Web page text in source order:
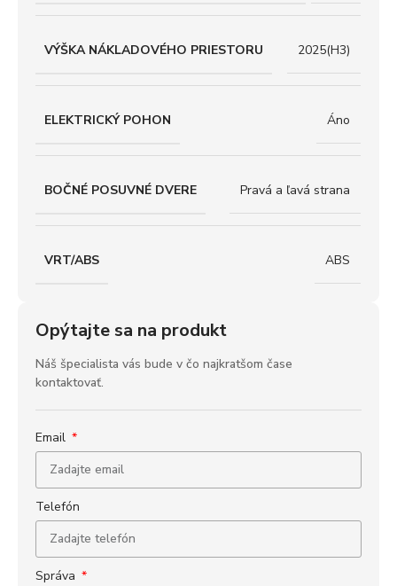
VÝŠKA NÁKLADOVÉHO PRIESTORU 2025(H3)
ELEKTRICKÝ POHON Áno
BOČNÉ POSUVNÉ DVERE Pravá a ľavá strana
VRT/ABS ABS
Opýtajte sa na produkt
Náš špecialista vás bude v čo najkratšom čase
kontaktovať.
Email
Telefón
Správa